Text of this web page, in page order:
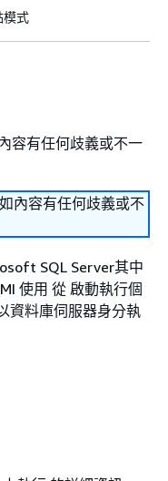
模式
容有任何歧義或不一
內容有任何歧義或不
SQL Server其中
使用 從 啟動執行個
資料庫伺服器身分執